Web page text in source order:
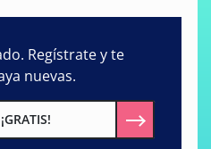
Regístrate y te
nuevas.